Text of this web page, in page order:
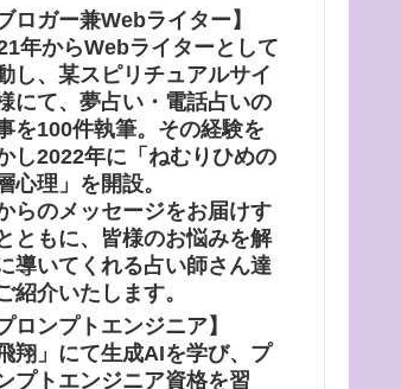
ブロガー兼Webライター】
年からWebライターとして
し、某スピリチュアルサイ
にて、夢占い・電話占いの
を100件執筆。その経験を
し2022年に「ねむりひめの
心理」を開設。
らのメッセージをお届けす
ともに、皆様のお悩みを解
導いてくれる占い師さん達
紹介いたします。
ロンプトエンジニア】
飛翔」にて生成AIを学び、プ
プトエンジニア資格を習